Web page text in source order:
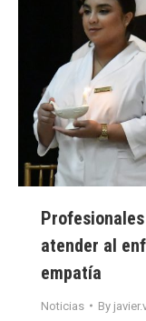
atender al
empatía
Noticias By